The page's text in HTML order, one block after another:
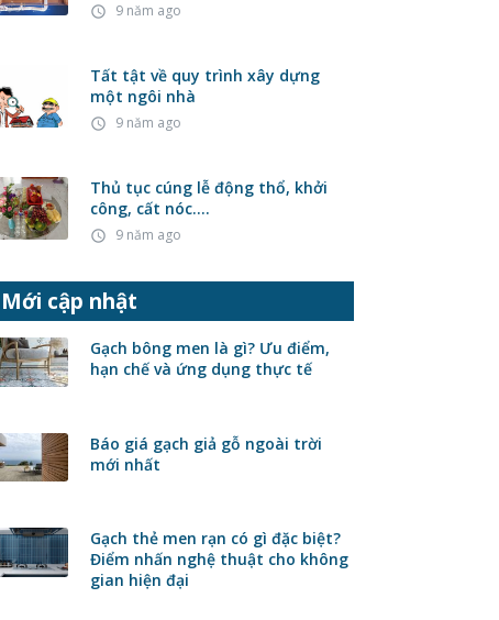
access_time 9 năm ago
Tất tật về quy trình xây dựng
một ngôi nhà
access_time 9 năm ago
Thủ tục cúng lễ động thổ, khởi
công, cất nóc….
access_time 9 năm ago
Mới cập nhật
Gạch bông men là gì? Ưu điểm,
hạn chế và ứng dụng thực tế
Báo giá gạch giả gỗ ngoài trời
mới nhất
Gạch thẻ men rạn có gì đặc biệt?
Điểm nhấn nghệ thuật cho không
gian hiện đại